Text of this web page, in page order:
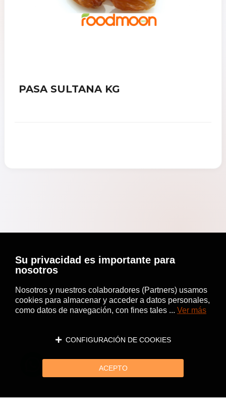
PASA SULTANA KG
Su privacidad es importante para
nosotros
Nosotros y nuestros colaboradores (Partners) usamos
cookies para almacenar y acceder a datos personales,
como datos de navegación, con fines tales ... Ver más
CONFIGURACIÓN DE COOKIES
ACEPTO